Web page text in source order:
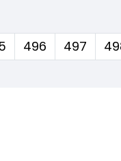
496 497